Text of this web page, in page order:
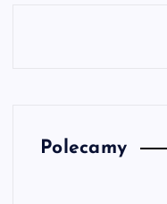
Polecamy